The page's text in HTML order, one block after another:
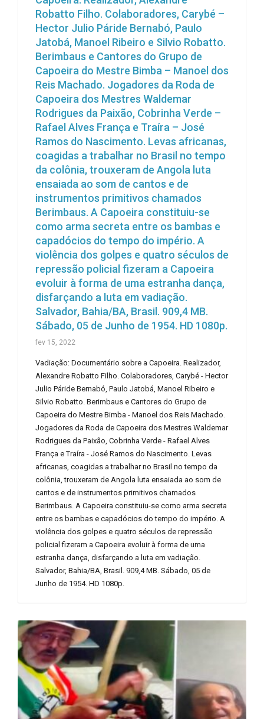
Robatto Filho. Colaboradores, Carybé –
Hector Julio Páride Bernabó, Paulo
Jatobá, Manoel Ribeiro e Silvio Robatto.
Berimbaus e Cantores do Grupo de
Capoeira do Mestre Bimba – Manoel dos
Reis Machado. Jogadores da Roda de
Capoeira dos Mestres Waldemar
Rodrigues da Paixão, Cobrinha Verde –
Rafael Alves França e Traíra – José
Ramos do Nascimento. Levas africanas,
coagidas a trabalhar no Brasil no tempo
da colônia, trouxeram de Angola luta
ensaiada ao som de cantos e de
instrumentos primitivos chamados
Berimbaus. A Capoeira constituiu-se
como arma secreta entre os bambas e
capadócios do tempo do império. A
violência dos golpes e quatro séculos de
repressão policial fizeram a Capoeira
evoluir à forma de uma estranha dança,
disfarçando a luta em vadiação.
Salvador, Bahia/BA, Brasil. 909,4 MB.
Sábado, 05 de Junho de 1954. HD 1080p.
fev 15, 2022
Vadiação: Documentário sobre a Capoeira. Realizador,
Alexandre Robatto Filho. Colaboradores, Carybé - Hector
Julio Páride Bernabó, Paulo Jatobá, Manoel Ribeiro e
Silvio Robatto. Berimbaus e Cantores do Grupo de
Capoeira do Mestre Bimba - Manoel dos Reis Machado.
Jogadores da Roda de Capoeira dos Mestres Waldemar
Rodrigues da Paixão, Cobrinha Verde - Rafael Alves
França e Traíra - José Ramos do Nascimento. Levas
africanas, coagidas a trabalhar no Brasil no tempo da
colônia, trouxeram de Angola luta ensaiada ao som de
cantos e de instrumentos primitivos chamados
Berimbaus. A Capoeira constituiu-se como arma secreta
entre os bambas e capadócios do tempo do império. A
violência dos golpes e quatro séculos de repressão
policial fizeram a Capoeira evoluir à forma de uma
estranha dança, disfarçando a luta em vadiação.
Salvador, Bahia/BA, Brasil. 909,4 MB. Sábado, 05 de
Junho de 1954. HD 1080p.